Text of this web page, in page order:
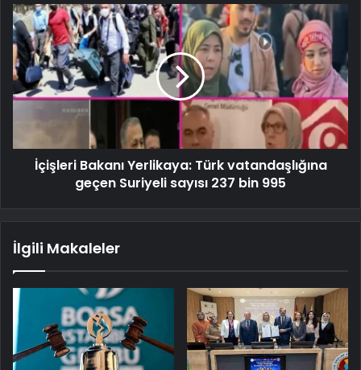
İçişleri Bakanı Yerlikaya: Türk vatandaşlığına
geçen Suriyeli sayısı 237 bin 995
İlgili Makaleler